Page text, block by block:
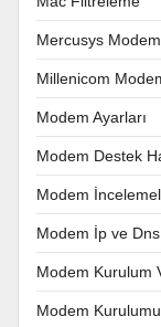
Mercusys
Millenicom
Modem Ayarları
Modem Destek
Modem
Modem İp ve
Modem Kurulum
Modem Kurulumu